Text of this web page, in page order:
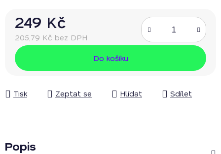
249 Kč
205,79 Kč bez DPH
Měrná cena:
Do košíku
Tisk Zeptat se Hlídat Sdílet
Popis